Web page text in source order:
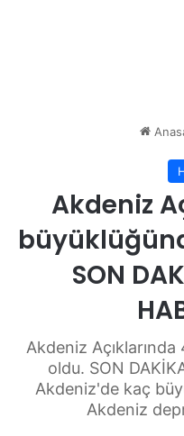
Akdeniz
SON
Akdeniz
oldu. SON
Akdeniz'de kaç
Akdeniz